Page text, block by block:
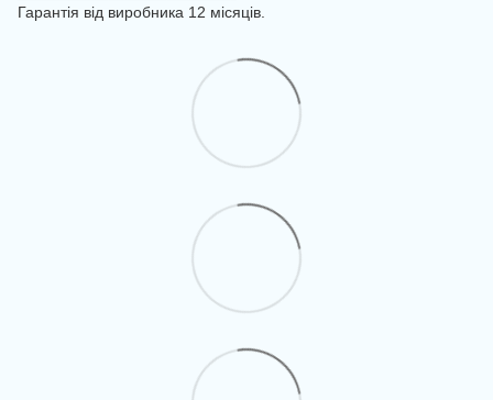
Гарантія від виробника 12 місяців.